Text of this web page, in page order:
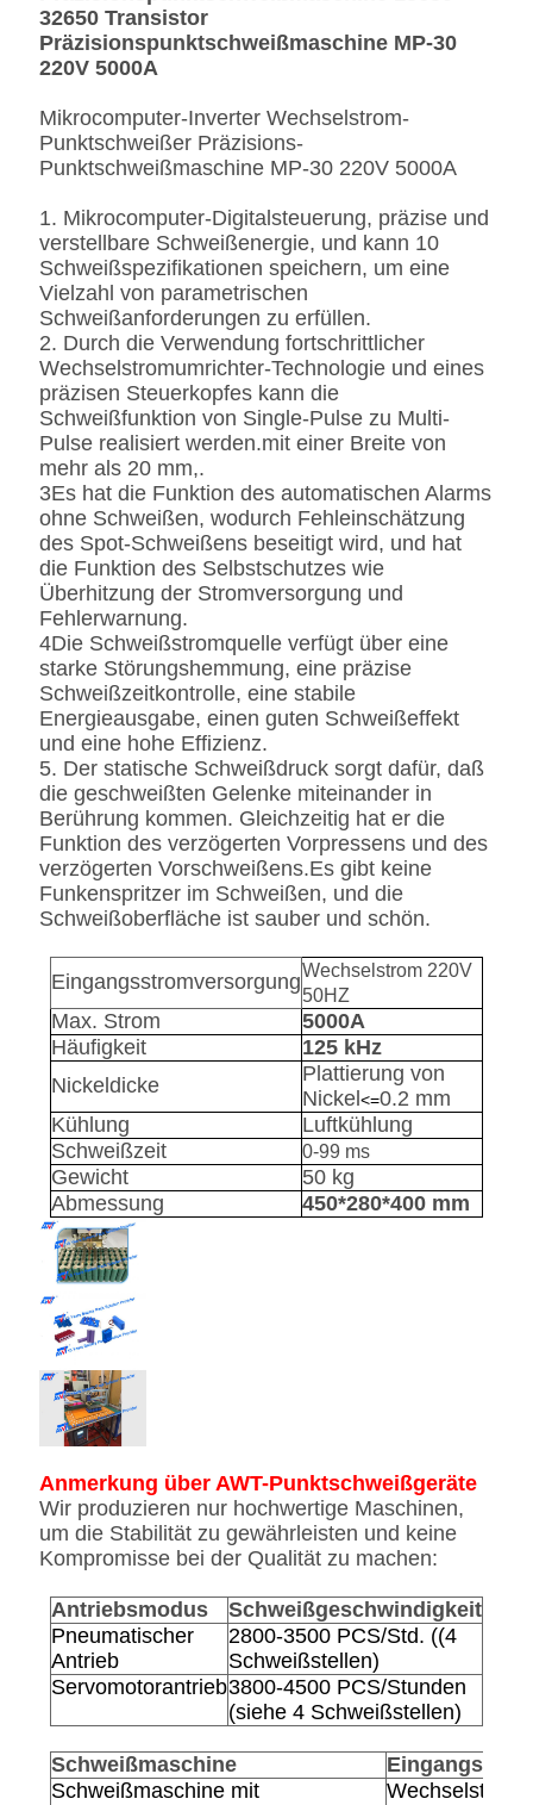
32650 Transistor
Präzisionspunktschweißmaschine MP-30
220V 5000A
Mikrocomputer-Inverter Wechselstrom-
Punktschweißer Präzisions-
Punktschweißmaschine MP-30 220V 5000A
1. Mikrocomputer-Digitalsteuerung, präzise und
verstellbare Schweißenergie, und kann 10
Schweißspezifikationen speichern, um eine
Vielzahl von parametrischen
Schweißanforderungen zu erfüllen.
2. Durch die Verwendung fortschrittlicher
Wechselstromumrichter-Technologie und eines
präzisen Steuerkopfes kann die
Schweißfunktion von Single-Pulse zu Multi-
Pulse realisiert werden.mit einer Breite von
mehr als 20 mm,.
3Es hat die Funktion des automatischen Alarms
ohne Schweißen, wodurch Fehleinschätzung
des Spot-Schweißens beseitigt wird, und hat
die Funktion des Selbstschutzes wie
Überhitzung der Stromversorgung und
Fehlerwarnung.
4Die Schweißstromquelle verfügt über eine
starke Störungshemmung, eine präzise
Schweißzeitkontrolle, eine stabile
Energieausgabe, einen guten Schweißeffekt
und eine hohe Effizienz.
5. Der statische Schweißdruck sorgt dafür, daß
die geschweißten Gelenke miteinander in
Berührung kommen. Gleichzeitig hat er die
Funktion des verzögerten Vorpressens und des
verzögerten Vorschweißens.Es gibt keine
Funkenspritzer im Schweißen, und die
Schweißoberfläche ist sauber und schön.
EingangsstromversorgungWechselstrom 220V
50HZ
Max. Strom
5000A
Häufigkeit
125 kHz
Nickeldicke
Plattierung von
Nickel <=0.2 mm
Kühlung
Luftkühlung
Schweißzeit
0-99 ms
Gewicht
50 kg
Abmessung
450*280*400 mm
Anmerkung über AWT-Punktschweißgeräte
Wir produzieren nur hochwertige Maschinen,
um die Stabilität zu gewährleisten und keine
Kompromisse bei der Qualität zu machen:
Antriebsmodus Schweißgeschwindigkeit
Pneumatischer
Antrieb
2800-3500 PCS/Std. ((4
Schweißstellen)
Servomotorantrieb3800-4500 PCS/Stunden
(siehe 4 Schweißstellen)
Schweißmaschine
Schweißmaschine mit
Wechselstrom